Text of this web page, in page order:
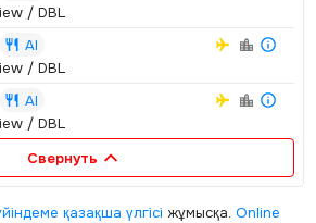
/ DBL
AI
/ DBL
AI
/ DBL
Свернуть
қазақша үлгісі жұмысқа. Online